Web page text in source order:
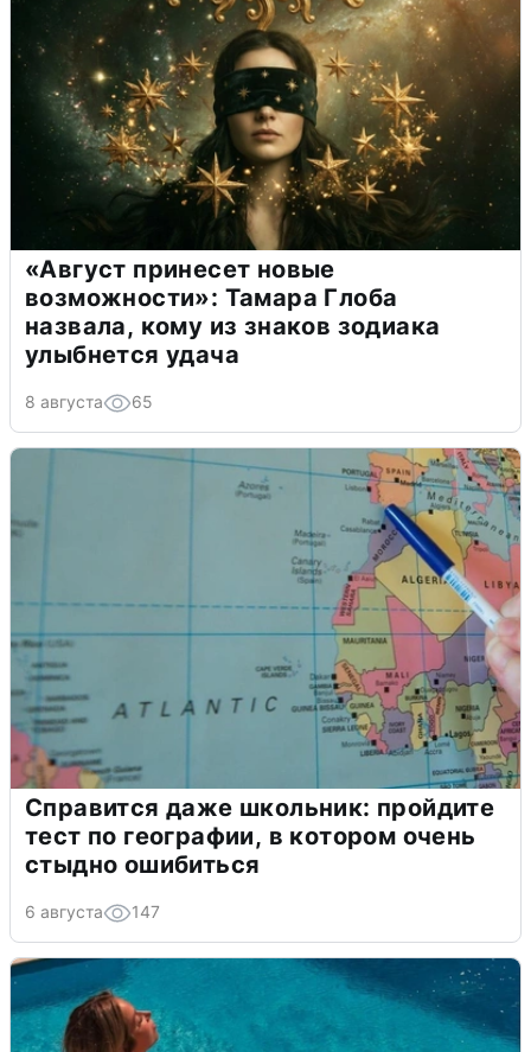
«Август принесет новые
возможности»: Тамара Глоба
назвала, кому из знаков зодиака
улыбнется удача
8 августа 65
Справится даже школьник: пройдите
тест по географии, в котором очень
стыдно ошибиться
6 августа 147